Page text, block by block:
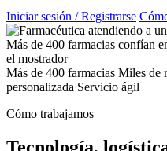
Iniciar sesión / Registrarse
Más de 400 farmacias confían
el mostrador
Más de 400 farmacias Miles de
personalizada Servicio ágil
Cómo trabajamos
Tecnología,